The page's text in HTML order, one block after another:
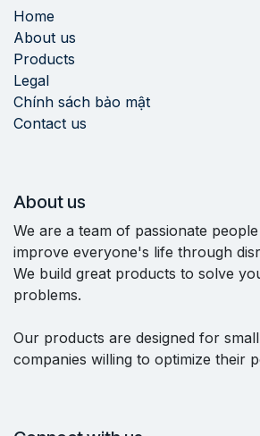
Home
About us
Products
Legal
Chính sách bảo mật
Contact us
About us
We are a team of passionate
improve everyone's life through
We build great products to solve
problems.
Our products are designed for
companies willing to optimize their